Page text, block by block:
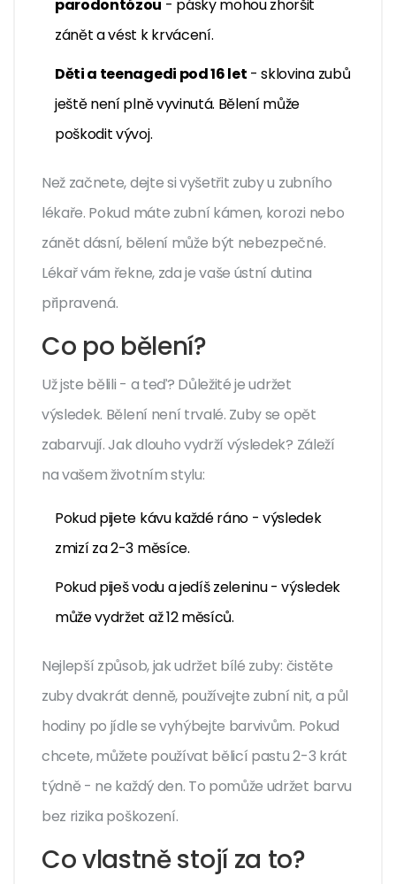
parodontózou - pásky mohou zhoršit
zánět a vést k krvácení.
Děti a teenagedi pod 16 let - sklovina zubů
ještě není plně vyvinutá. Bělení může
poškodit vývoj.
Než začnete, dejte si vyšetřit zuby u zubního
lékaře. Pokud máte zubní kámen, korozi nebo
zánět dásní, bělení může být nebezpečné.
Lékař vám řekne, zda je vaše ústní dutina
připravená.
Co po bělení?
Už jste bělili - a teď? Důležité je udržet
výsledek. Bělení není trvalé. Zuby se opět
zabarvují. Jak dlouho vydrží výsledek? Záleží
na vašem životním stylu:
Pokud pijete kávu každé ráno - výsledek
zmizí za 2-3 měsíce.
Pokud piješ vodu a jedíš zeleninu - výsledek
může vydržet až 12 měsíců.
Nejlepší způsob, jak udržet bílé zuby: čistěte
zuby dvakrát denně, používejte zubní nit, a půl
hodiny po jídle se vyhýbejte barvivům. Pokud
chcete, můžete používat bělicí pastu 2-3 krát
týdně - ne každý den. To pomůže udržet barvu
bez rizika poškození.
Co vlastně stojí za to?